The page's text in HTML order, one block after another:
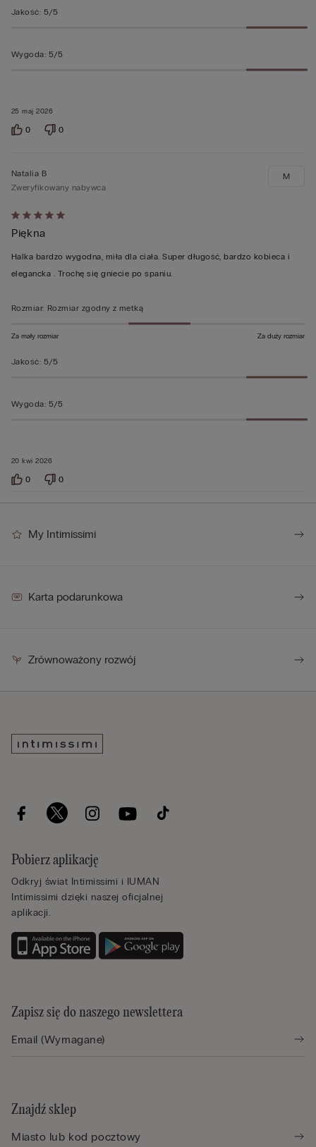
25 maj 2026
Jakość: 5/5
Wygoda: 5/5
0 0
Ocena
5
z
5
20 kwi 2026
Natalia B
Zweryfikowany nabywca
Piękna
Halka bardzo wygodna, miła dla ciała. Super długość, bardzo kobieca i
elegancka . Trochę się gniecie po spaniu.
M
Rozmiar: Rozmiar zgodny z metką
Za mały rozmiar Za duży rozmiar
Jakość: 5/5
Wygoda: 5/5
0 0
My Intimissimi
Karta podarunkowa
Zrównoważony rozwój
Pobierz aplikację
Odkryj świat Intimissimi i IUMAN
Intimissimi dzięki naszej oficjalnej
aplikacji.
Zapisz się do naszego newslettera
Znajdź sklep